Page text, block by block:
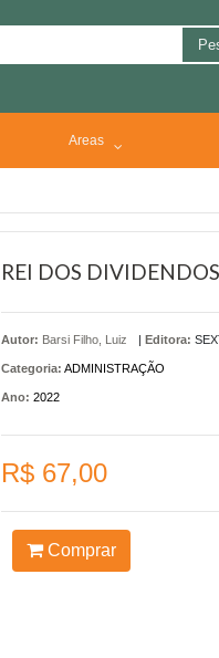
Areas
REI DOS
Autor: Barsi Filho, Luiz | Editora:
Categoria: ADMINISTRAÇÃO
Ano: 2022
R$ 67,00
Comprar